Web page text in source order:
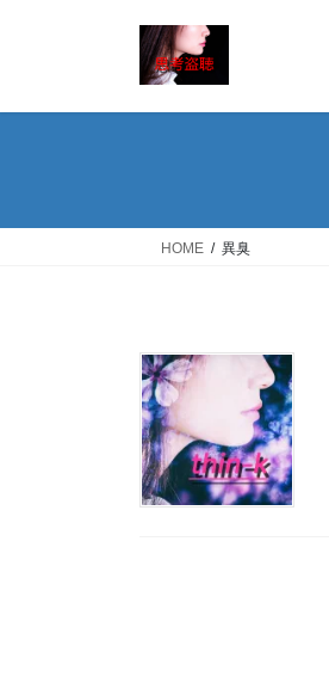
HOME 異臭